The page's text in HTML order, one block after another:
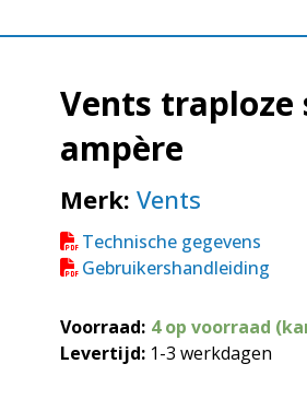
Vents traploze
ampère
Merk: Vents
Technische gegevens
Gebruikershandleiding
Voorraad: 4 op voorraad
Levertijd: 1-3 werkdagen